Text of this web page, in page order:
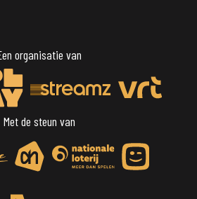
organisatie van
Met de steun van